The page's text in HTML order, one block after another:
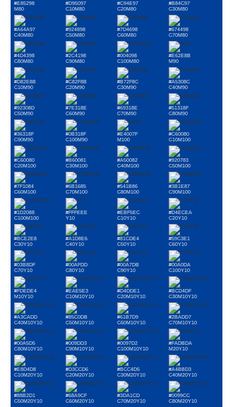
#E85298
M80
#D95097
C10M80
#C94E97
C20M80
#B84C97
C30M80
#A64A97
C40M80
#924898
C50M80
#7D4698
C60M80
#674498
C70M80
#4D4398
C80M80
#2C4198
C90M80
#004098
C100M80
#E62E8B
M90
#D82E8B
C10M90
#C82F8B
C20M90
#B72F8C
C30M90
#A5308C
C40M90
#92308D
C50M90
#7E318E
C60M90
#69318E
C70M90
#51318F
C80M90
#36318F
C90M90
#0B318F
C100M90
#E4007F
M100
#C60080
C10M100
#C60080
C20M100
#B60081
C30M100
#A50082
C40M100
#920783
C50M100
#7F1084
C60M100
#6B1685
C70M100
#541B86
C80M100
#3B1E87
C90M100
#1D2088
C100M100
#FFFEEE
Y10
#EBF5EC
C10Y10
#D4ECEA
C20Y10
#BCE2E8
C30Y10
#A1D8E6
C40Y10
#81CDE4
C50Y10
#59C3E1
C60Y10
#03B8DF
C70Y10
#00AFDD
C80Y10
#00A7DB
C90Y10
#00A0DA
C100Y10
#FDEDE4
M10Y10
#EAE5E3
C10M10Y10
#D4DDE1
C20M10Y10
#BCD4DF
C30M10Y10
#A3CADD
C40M10Y10
#85C0DB
C50M10Y10
#61B7D9
C60M10Y10
#2BADD7
C70M10Y10
#00A5D5
C80M10Y10
#009DD3
C90M10Y10
#0097D2
C100M10Y10
#FADBDA
M20Y10
#E8D4D8
C10M20Y10
#D3CCD6
C20M20Y10
#BCC4D5
C30M20Y10
#A4BBD3
C40M20Y10
#88B2D1
C50M20Y10
#68A9CF
C60M20Y10
#3DA1CD
C70M20Y10
#0099CC
C80M20Y10